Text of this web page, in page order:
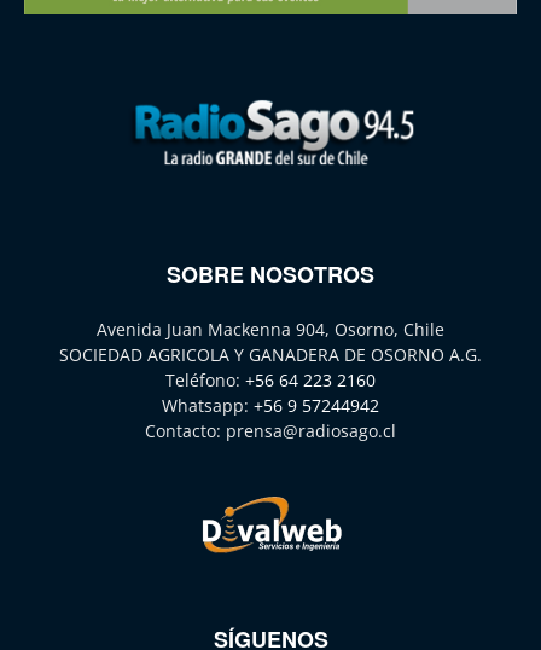
SOBRE NOSOTROS
Avenida Juan Mackenna 904, Osorno, Chile
SOCIEDAD AGRICOLA Y GANADERA DE OSORNO A.G.
Teléfono: +56 64 223 2160
Whatsapp: +56 9 57244942
Contacto: prensa@radiosago.cl
SÍGUENOS